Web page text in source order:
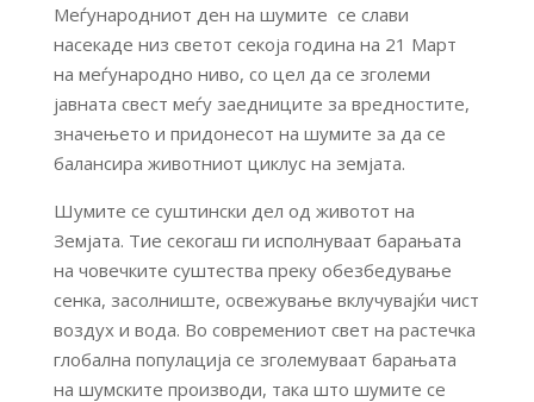
Меѓународниот ден на шумите се слави
насекаде низ светот секоја година на 21 Март
на меѓународно ниво, со цел да се зголеми
јавната свест меѓу заедниците за вредностите,
значењето и придонесот на шумите за да се
балансира животниот циклус на земјата.
Шумите се суштински дел од животот на
Земјата. Тие секогаш ги исполнуваат барањата
на човечките суштества преку обезбедување
сенка, засолниште, освежување вклучувајќи чист
воздух и вода. Во современиот свет на растечка
глобална популација се зголемуваат барањата
на шумските производи, така што шумите се